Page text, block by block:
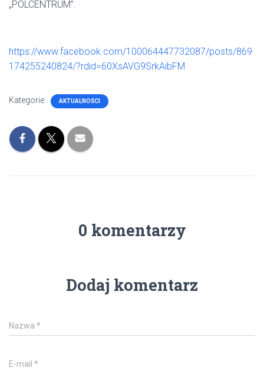
„POLCENTRUM”.
https://www.facebook.com/100064447732087/posts/869
174255240824/?rdid=60XsAVG9SrkAibFM
Kategorie: AKTUALNOŚCI
0 komentarzy
Dodaj komentarz
Nazwa *
E-mail *